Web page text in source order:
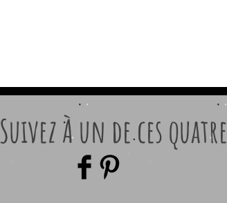
Suivez À un de ces quatre